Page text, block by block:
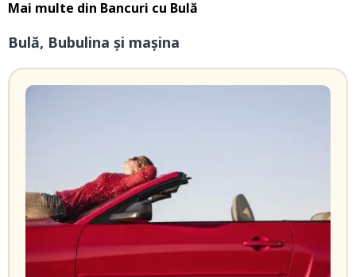
Mai multe din Bancuri cu Bulă
Bulă, Bubulina și mașina